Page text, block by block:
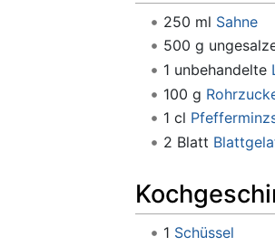
250 ml Sahne
500 g
1 unbehandelte
100 g
1 cl
2 Blatt
1 Schüssel